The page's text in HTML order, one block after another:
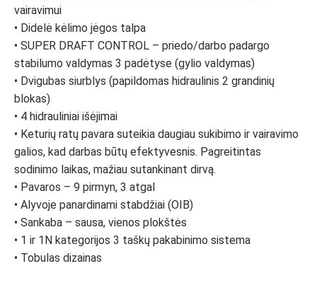
vairavimui
• Didelė kėlimo jėgos talpa
• SUPER DRAFT CONTROL – priedo/darbo padargo
stabilumo valdymas 3 padėtyse (gylio valdymas)
• Dvigubas siurblys (papildomas hidraulinis 2 grandinių
blokas)
• 4 hidrauliniai išėjimai
• Keturių ratų pavara suteikia daugiau sukibimo ir vairavimo
galios, kad darbas būtų efektyvesnis. Pagreitintas
sodinimo laikas, mažiau sutankinant dirvą.
• Pavaros – 9 pirmyn, 3 atgal
• Alyvoje panardinami stabdžiai (OIB)
• Sankaba – sausa, vienos plokštės
• 1 ir 1N kategorijos 3 taškų pakabinimo sistema
• Tobulas dizainas